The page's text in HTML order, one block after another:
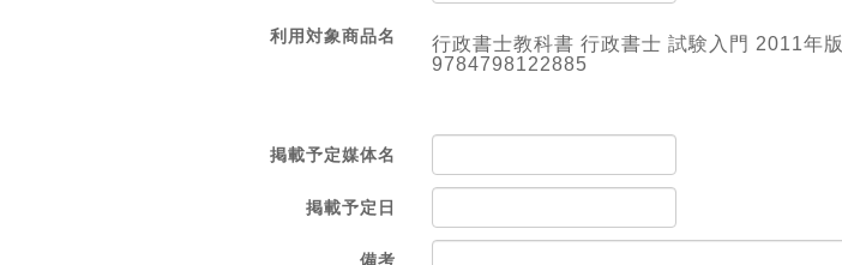
利用対象商品名
行政書士教科書 行政書士 試験入門 2011年版
9784798122885
掲載予定媒体名
掲載予定日
備考